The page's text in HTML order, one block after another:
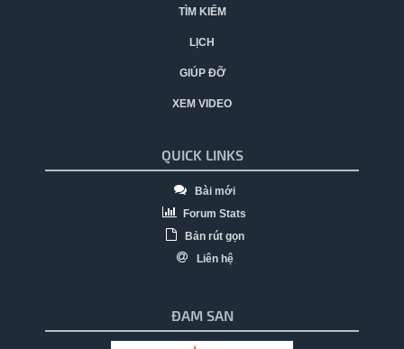
TÌM KIẾM
LỊCH
GIÚP ĐỠ
XEM VIDEO
QUICK LINKS
Bài mới
Forum Stats
Bản rút gọn
Liên hệ
ĐAM SAN